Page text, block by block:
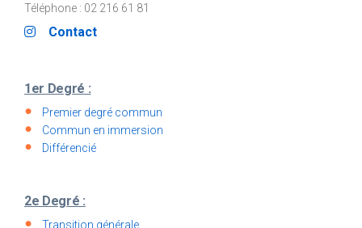
Téléphone : 02 216 61 81
Contact
1er Degré :
Premier degré commun
Commun en immersion
Différencié
2e Degré :
Transition générale